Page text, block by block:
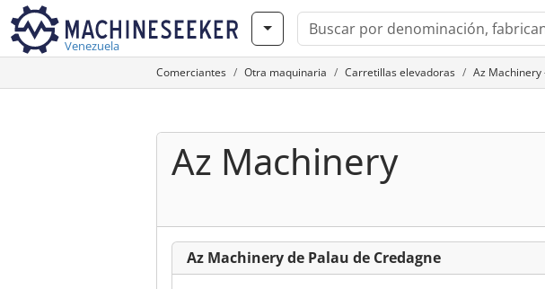
Venezuela
Comerciantes Otra maquinaria Carretillas elevadoras Az Machinery
Az Machinery
Az Machinery de Palau de Credagne